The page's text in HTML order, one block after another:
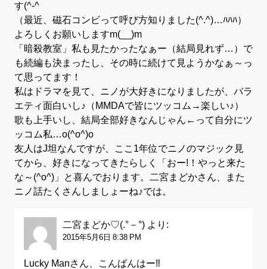
す(^-^ゞ
（最近、磁石コンビって呼び方知りました(^.^)…ﾊﾊﾊ）
よろしくお願いしますm(__)m
「暗殺教室」私も見たかったなぁー（結局見れず…）で
も続編も決まったし、その時に続けて見ようかなぁ～っ
て思ってます！
私はドラマを見て、ニノが大好きになりましたが、バラ
エティ面白いし♪（MMDAで皆にツッコム→楽しい♪）
歌も上手いし、結局全部好きなんじゃん←って自分にツ
ッコム私…o(^o^)o
友人はJ坦なんですが、ここ1年位でニノのマジック見
てから、好きになってきたらしく「おー!！やっと来た
な～(^o^)」と喜んでおります。二宮まどかさん、また
ニノ話たくさんしましょーね♪では。
二宮まどか♡(.°－°) より:
2015年5月6日 8:38 PM
Lucky Manさん、こんばんはー‼